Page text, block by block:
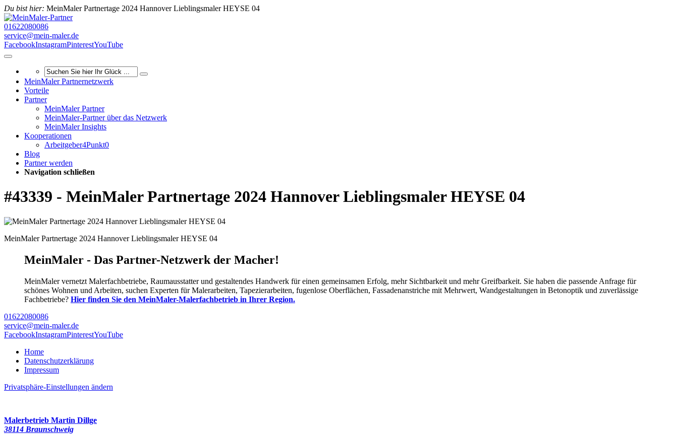
Du bist hier: MeinMaler Partnertage 2024 Hannover Lieblingsmaler HEYSE 04
01622080086
service@mein-maler.de
FacebookInstagramPinterestYouTube
MeinMaler Partnernetzwerk
Vorteile
Partner
MeinMaler Partner
MeinMaler-Partner über das Netzwerk
MeinMaler Insights
Kooperationen
Arbeitgeber4Punkt0
Blog
Partner werden
Navigation schließen
#43339 - MeinMaler Partnertage 2024 Hannover Lieblingsmaler HEYSE 04
MeinMaler Partnertage 2024 Hannover Lieblingsmaler HEYSE 04
MeinMaler - Das Partner-Netzwerk der Macher!
MeinMaler vernetzt Malerfachbetriebe, Raumausstatter und gestaltendes Handwerk für einen gemeinsamen Erfolg, mehr Sichtbarkeit und mehr Greifbarkeit. Sie haben die passende Anfrage für
schönes Wohnen und Arbeiten, suchen Experten für Malerarbeiten, Tapezierarbeiten, fugenlose Oberflächen, Fassadenanstriche mit Mehrwert, Wandgestaltungen in Betonoptik und zuverlässige
Fachbetriebe? Hier finden Sie den MeinMaler-Malerfachbetrieb in Ihrer Region.
01622080086
service@mein-maler.de
FacebookInstagramPinterestYouTube
Home
Datenschutzerklärung
Impressum
Privatsphäre-Einstellungen ändern
Malerbetrieb Martin Dillge
38114 Braunschweig